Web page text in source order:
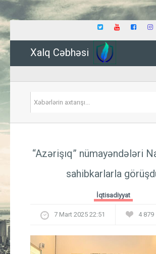
Xalq Cəbhəsi
“Azərişıq” nümayəndələri
sahibkarlarla
İqtisadiyyat
7 Mart 2025 22:51 4 879